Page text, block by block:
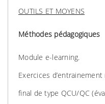
OUTILS ET MOYENS
Méthodes pédagogiques
Module e-learning.
Exercices
final de type QCU/QC